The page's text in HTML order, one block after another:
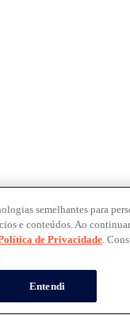
semelhantes para
e conteúdos. Ao
de Privacidade.
Entendi